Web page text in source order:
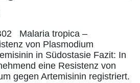
Malaria tropica –
von Plasmodium
in Südostasie Fazit: In
eine Resistenz von
gegen Artemisinin registriert.